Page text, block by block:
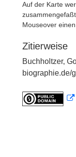
Auf der Karte
Mouseover
Zitierweise
Buchholtzer,
biographie.de/